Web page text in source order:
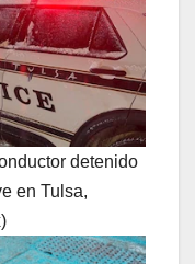
detenido
en Tulsa,